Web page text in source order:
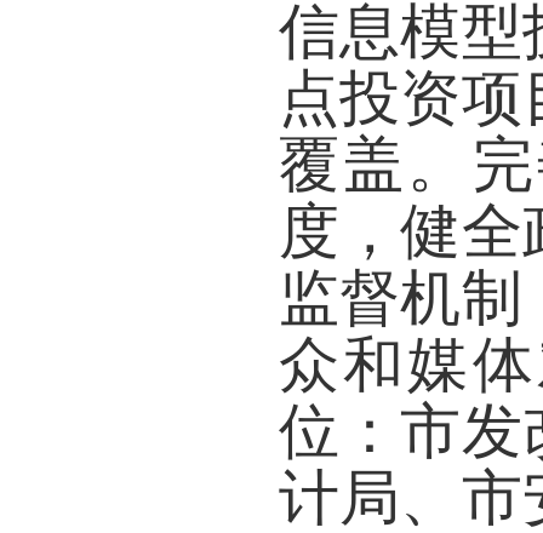
信息模型
点投资
覆盖。
度，健
监督机
众和媒
位：市发
计局、市